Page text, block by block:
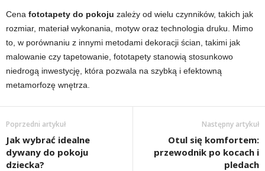
Cena fototapety do pokoju zależy od wielu czynników, takich jak
rozmiar, materiał wykonania, motyw oraz technologia druku. Mimo
to, w porównaniu z innymi metodami dekoracji ścian, takimi jak
malowanie czy tapetowanie, fototapety stanowią stosunkowo
niedrogą inwestycję, która pozwala na szybką i efektowną
metamorfozę wnętrza.
Poprzedni artykuł
Jak wybrać idealne
dywany do pokoju
dziecka?
Następny artykuł
Otul się komfortem:
przewodnik po kocach i
pledach